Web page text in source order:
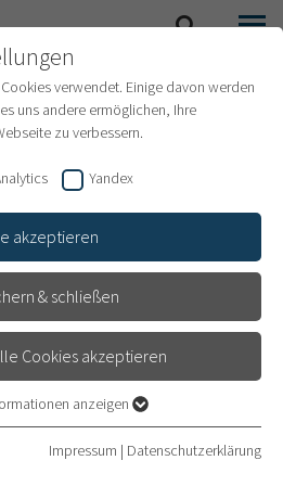
am
verwendet. Einige davon werden
uns andere ermöglichen, Ihre
zu verbessern.
Yandex
akzeptieren
& schließen
Cookies akzeptieren
grundlegende Funktionen der
gewährleistet, dass die Webseite
anzeigen
Impressum | Datenschutzerklärung